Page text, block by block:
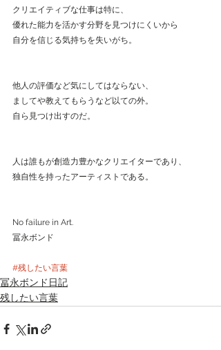
クリエイティブな仕事は特に、
優れた能力を活かす分野を見つけにくいから
自分を信じる気持ちを失いがち。
他人の評価など気にしてはならない、
ましてや教えてもらうなど以ての外。
自ら見つけ出すのだ。
人は誰もが創造力豊かなクリエイターであり、
独自性を持ったアーティストである。
No failure in Art.
冨永ボンド
#残したい言葉
冨永ボンド日記
残したい言葉